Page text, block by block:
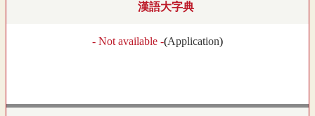
漢語大字典
- Not available -(Application)